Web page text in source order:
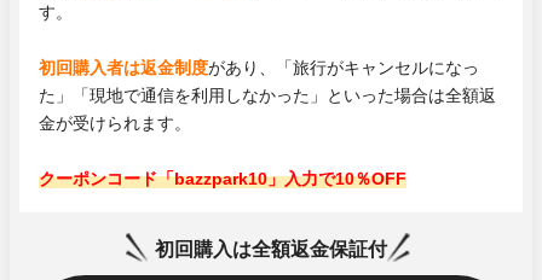
す。
初回購入者は返金制度があり、「旅行がキャンセルになっ
た」「現地で通信を利用しなかった」といった場合は全額返
金が受けられます。
クーポンコード「bazzpark10」入力で10％OFF
初回購入は全額返金保証付